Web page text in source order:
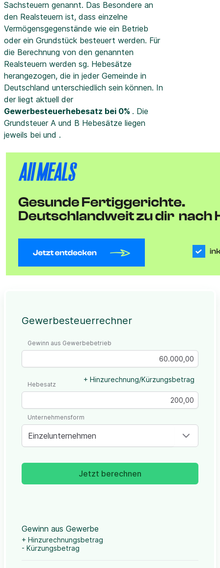
Sachsteuern genannt. Das Besondere an
den Realsteuern ist, dass einzelne
Vermögensgegenstände wie ein Betrieb
oder ein Grundstück besteuert werden. Für
die Berechnung von den genannten
Realsteuern werden sg. Hebesätze
herangezogen, die in jeder Gemeinde in
Deutschland unterschiedlich sein können. In
der liegt aktuell der
Gewerbesteuerhebesatz bei 0% . Die
Grundsteuer A und B Hebesätze liegen
jeweils bei und .
Gewerbesteuerrechner
Gewinn aus Gewerbebetrieb
+ Hinzurechnung/Kürzungsbetrag
Hebesatz
Einzelunternehmen
Unternehmensform
Jetzt berechnen
Gewinn aus Gewerbe
+ Hinzurechnungsbetrag
- Kürzungsbetrag